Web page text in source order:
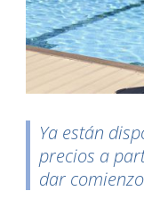
r
Ya están
precios a
dar